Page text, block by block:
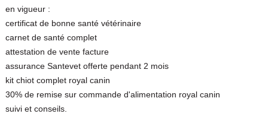
en vigueur :
certificat de bonne santé vétérinaire
carnet de santé complet
attestation de vente facture
assurance Santevet offerte pendant 2 mois
kit chiot complet royal canin
30% de remise sur commande d'alimentation royal canin
suivi et conseils.